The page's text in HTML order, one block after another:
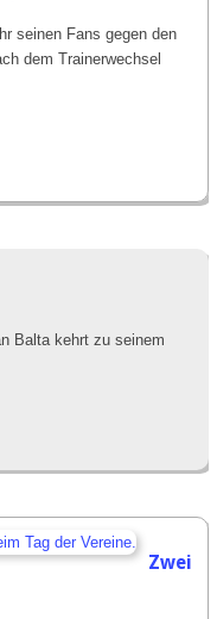
seinen Fans gegen den
dem Trainerwechsel
Balta kehrt zu seinem
Zwei